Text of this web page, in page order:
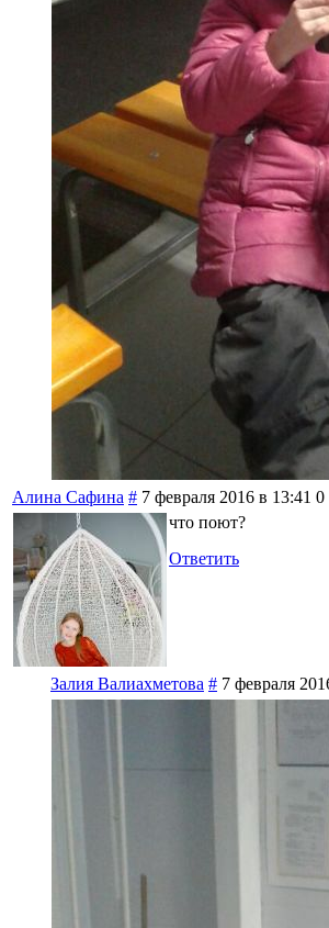
Алина Сафина # 7 февраля 2016 в 13:41 0
что поют?
Ответить
Залия Валиахметова # 7 февраля